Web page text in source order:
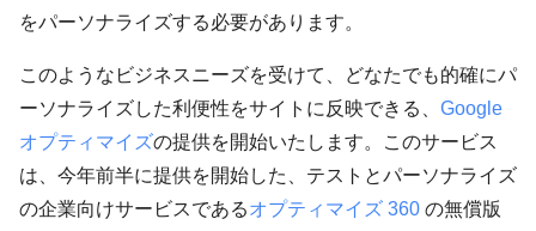
をパーソナライズする必要があります。
このようなビジネスニーズを受けて、どなたでも的確にパ
ーソナライズした利便性をサイトに反映できる、 Google
オプティマイズの提供を開始いたします。このサービス
は、今年前半に提供を開始した、テストとパーソナライズ
の企業向けサービスであるオプティマイズ 360 の無償版